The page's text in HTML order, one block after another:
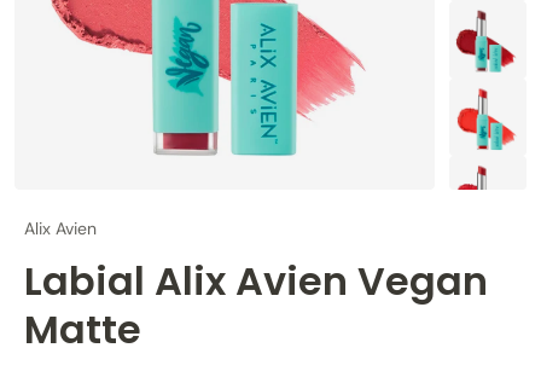
Alix Avien
Labial Alix Avien Vegan
Matte